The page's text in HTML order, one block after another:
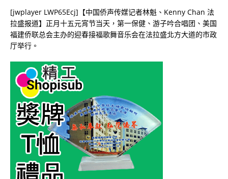
[jwplayer LWP65Ecj]【中国侨声传媒记者林魁、Kenny Chan 法
拉盛报道】正月十五元宵节当天，第一保健、游子吟合唱团、美国
福建侨联总会主办的迎春接福歌舞音乐会在法拉盛北方大道的市政
厅举行。